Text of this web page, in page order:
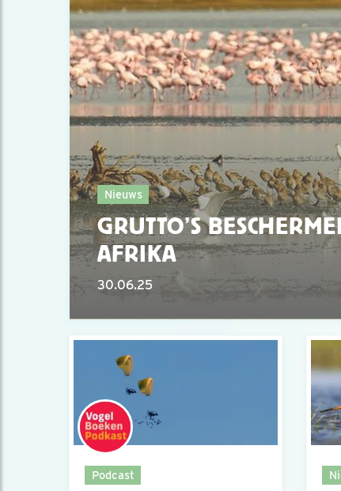
Nieuws
GRUTTO’S
AFRIKA
30.06.25
Podcast